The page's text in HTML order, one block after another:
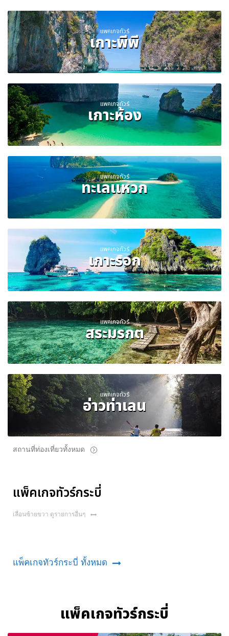
แพคเกจทัวร์
เกาะพีพี
แพคเกจทัวร์
เกาะห้อง
แพคเกจทัวร์
ทะเลแหวก
แพคเกจทัวร์
เกาะรอก
แพคเกจทัวร์
สระมรกต
แพคเกจทัวร์
อ่าวท่าเลน
สถานที่ท่องเที่ยวทั้งหมด
แพ็คเกจทัวร์กระบี่
เลื่อนซ้ายขวา ดูรายการอื่นๆ
แพ็คเกจทัวร์กระบี่ ทั้งหมด
แพ็คเกจทัวร์กระบี่